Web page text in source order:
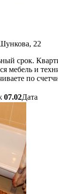
22
срок.
мебель и
по
07.02Дата